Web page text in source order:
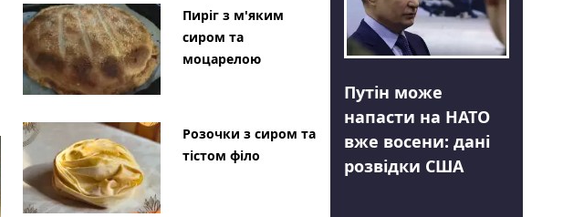
Пиріг з м'яким
сиром та
моцарелою
Розочки з сиром та
тістом філо
Путін може
напасти на НАТО
вже восени: дані
розвідки США